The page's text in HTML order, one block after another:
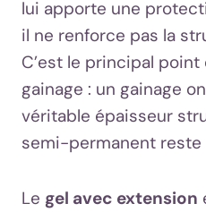
lui apporte une
il ne renforce pas la
C’est le principal
gainage : un gainage
véritable épaisseur
semi-permanent reste
Le gel avec extension